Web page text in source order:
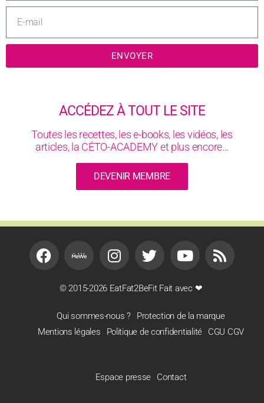
ENVOYER
ACCÉDEZ À TOUT LE SITE
Toutes les recettes, les e-books, les vidéos, les
articles, la CÉTO-ACADEMY et plus encore...
DEVENIR MEMBRE
© 2015-2026 EatFat2BeFit Fait avec ❤
Qui sommes-nous ?
Protection de la marque
Mentions légales
Politique de confidentialité CGU CGV
Espace presse Contact